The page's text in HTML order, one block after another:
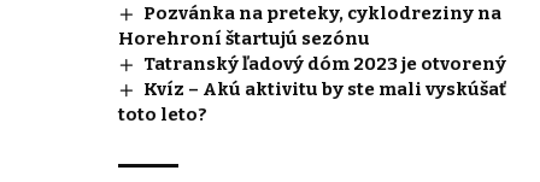
Pozvánka na preteky, cyklodreziny na
Horehroní štartujú sezónu
Tatranský ľadový dóm 2023 je otvorený
Kvíz – Akú aktivitu by ste mali vyskúšať
toto leto?